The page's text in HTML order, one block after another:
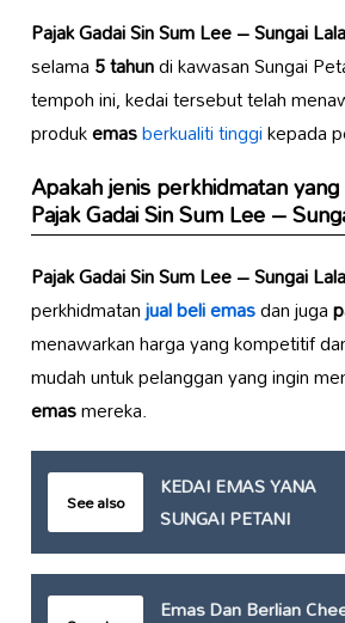
Pajak Gadai Sin Sum Lee – Sungai
selama5 tahundi kawasan Sungai
tempoh ini, kedai tersebut telah
produkemasberkualiti tinggikepada
Apakah jenis perkhidmatan
Pajak Gadai Sin Sum Lee –
Pajak Gadai Sin Sum Lee – Sungai
perkhidmatanjual beli emasdan juga
menawarkan harga yang kompetitif
mudah untuk pelanggan yang ingin
emasmereka.
See also
KEDAI EMAS YANA
SUNGAI PETANI
Emas Dan Berlian